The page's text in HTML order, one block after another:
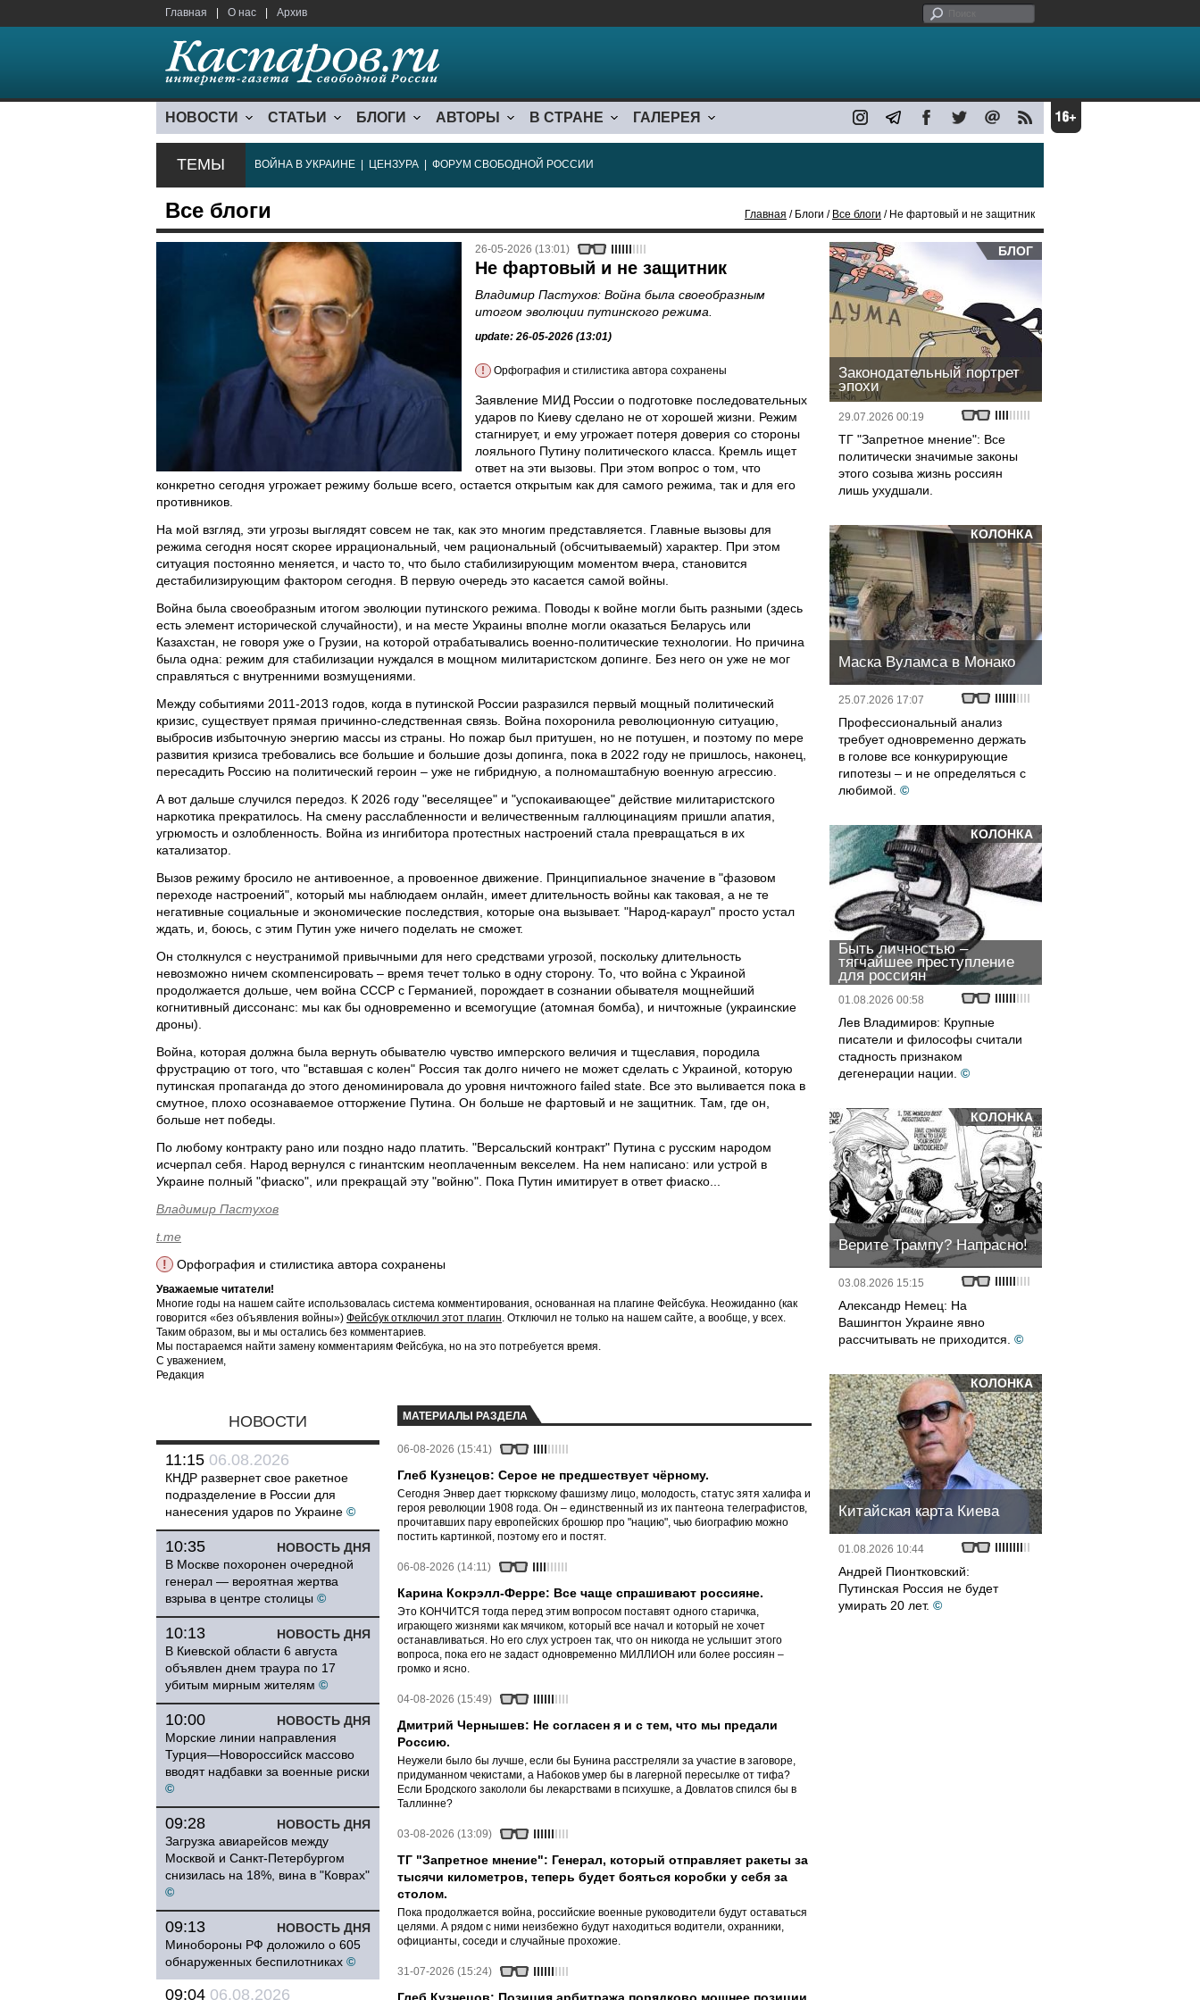
Главная О нас Архив
НОВОСТИ СТАТЬИ БЛОГИ АВТОРЫ В СТРАНЕ ГАЛЕРЕЯ
ТЕМЫ ВОЙНА В УКРАИНЕ ЦЕНЗУРА ФОРУМ СВОБОДНОЙ РОССИИ
Все блоги Главная / Блоги / Все блоги / Не фартовый и не защитник
26-05-2026 (13:01)
Не фартовый и не защитник
Владимир Пастухов: Война была своеобразным
итогом эволюции путинского режима.
update: 26-05-2026 (13:01)
! Орфография и стилистика автора сохранены
Заявление МИД России о подготовке последовательных
ударов по Киеву сделано не от хорошей жизни. Режим
стагнирует, и ему угрожает потеря доверия со стороны
лояльного Путину политического класса. Кремль ищет
ответ на эти вызовы. При этом вопрос о том, что
конкретно сегодня угрожает режиму больше всего, остается открытым как для самого режима, так и для его
противников.
На мой взгляд, эти угрозы выглядят совсем не так, как это многим представляется. Главные вызовы для
режима сегодня носят скорее иррациональный, чем рациональный (обсчитываемый) характер. При этом
ситуация постоянно меняется, и часто то, что было стабилизирующим моментом вчера, становится
дестабилизирующим фактором сегодня. В первую очередь это касается самой войны.
Война была своеобразным итогом эволюции путинского режима. Поводы к войне могли быть разными (здесь
есть элемент исторической случайности), и на месте Украины вполне могли оказаться Беларусь или
Казахстан, не говоря уже о Грузии, на которой отрабатывались военно-политические технологии. Но причина
была одна: режим для стабилизации нуждался в мощном милитаристском допинге. Без него он уже не мог
справляться с внутренними возмущениями.
Между событиями 2011-2013 годов, когда в путинской России разразился первый мощный политический
кризис, существует прямая причинно-следственная связь. Война похоронила революционную ситуацию,
выбросив избыточную энергию массы из страны. Но пожар был притушен, но не потушен, и поэтому по мере
развития кризиса требовались все большие и большие дозы допинга, пока в 2022 году не пришлось, наконец,
пересадить Россию на политический героин – уже не гибридную, а полномаштабную военную агрессию.
А вот дальше случился передоз. К 2026 году "веселящее" и "успокаивающее" действие милитаристского
наркотика прекратилось. На смену расслабленности и величественным галлюцинациям пришли апатия,
угрюмость и озлобленность. Война из ингибитора протестных настроений стала превращаться в их
катализатор.
Вызов режиму бросило не антивоенное, а провоенное движение. Принципиальное значение в "фазовом
переходе настроений", который мы наблюдаем онлайн, имеет длительность войны как таковая, а не те
негативные социальные и экономические последствия, которые она вызывает. "Народ-караул" просто устал
ждать, и, боюсь, с этим Путин уже ничего поделать не сможет.
Он столкнулся с неустранимой привычными для него средствами угрозой, поскольку длительность
невозможно ничем скомпенсировать – время течет только в одну сторону. То, что война с Украиной
продолжается дольше, чем война СССР с Германией, порождает в сознании обывателя мощнейший
когнитивный диссонанс: мы как бы одновременно и всемогущие (атомная бомба), и ничтожные (украинские
дроны).
Война, которая должна была вернуть обывателю чувство имперского величия и тщеславия, породила
фрустрацию от того, что "вставшая с колен" Россия так долго ничего не может сделать с Украиной, которую
путинская пропаганда до этого деноминировала до уровня ничтожного failed state. Все это выливается пока в
смутное, плохо осознаваемое отторжение Путина. Он больше не фартовый и не защитник. Там, где он,
больше нет победы.
По любому контракту рано или поздно надо платить. "Версальский контракт" Путина с русским народом
исчерпал себя. Народ вернулся с гинантским неоплаченным векселем. На нем написано: или устрой в
Украине полный "фиаско", или прекращай эту "войню". Пока Путин имитирует в ответ фиаско...
Владимир Пастухов
t.me
!
Орфография и стилистика автора сохранены
Уважаемые читатели!
Многие годы на нашем сайте использовалась система комментирования, основанная на плагине Фейсбука. Неожиданно (как
говорится «без объявления войны») Фейсбук отключил этот плагин. Отключил не только на нашем сайте, а вообще, у всех.
Таким образом, вы и мы остались без комментариев.
Мы постараемся найти замену комментариям Фейсбука, но на это потребуется время.
С уважением,
Редакция
НОВОСТИ
11:15 06.08.2026
КНДР развернет свое ракетное
подразделение в России для
нанесения ударов по Украине ©
НОВОСТЬ ДНЯ
10:35
В Москве похоронен очередной
генерал — вероятная жертва
взрыва в центре столицы ©
НОВОСТЬ ДНЯ
10:13
В Киевской области 6 августа
объявлен днем траура по 17
убитым мирным жителям ©
НОВОСТЬ ДНЯ
10:00
Морские линии направления
Турция—Новороссийск массово
вводят надбавки за военные риски
©
НОВОСТЬ ДНЯ
09:28
Загрузка авиарейсов между
Москвой и Санкт-Петербургом
снизилась на 18%, вина в "Коврах"
©
НОВОСТЬ ДНЯ
09:13
Минобороны РФ доложило о 605
обнаруженных беспилотниках ©
09:04 06.08.2026
МАТЕРИАЛЫ РАЗДЕЛА
06-08-2026 (15:41)
Глеб Кузнецов: Серое не предшествует чёрному.
Сегодня Энвер дает тюркскому фашизму лицо, молодость, статус зятя халифа и
героя революции 1908 года. Он – единственный из их пантеона телеграфистов,
прочитавших пару европейских брошюр про "нацию", чью биографию можно
постить картинкой, поэтому его и постят.
06-08-2026 (14:11)
Карина Кокрэлл-Ферре: Все чаще спрашивают россияне.
Это КОНЧИТСЯ тогда перед этим вопросом поставят одного старичка,
играющего жизнями как мячиком, который все начал и который не хочет
останавливаться. Но его слух устроен так, что он никогда не услышит этого
вопроса, пока его не задаст одновременно МИЛЛИОН или более россиян –
громко и ясно.
04-08-2026 (15:49)
Дмитрий Чернышев: Не согласен я и с тем, что мы предали
Россию.
Неужели было бы лучше, если бы Бунина расстреляли за участие в заговоре,
придуманном чекистами, а Набоков умер бы в лагерной пересылке от тифа?
Если Бродского закололи бы лекарствами в психушке, а Довлатов спился бы в
Таллинне?
03-08-2026 (13:09)
ТГ "Запретное мнение": Генерал, который отправляет ракеты за
тысячи километров, теперь будет бояться коробки у себя за
столом.
Пока продолжается война, российские военные руководители будут оставаться
целями. А рядом с ними неизбежно будут находиться водители, охранники,
официанты, соседи и случайные прохожие.
31-07-2026 (15:24)
БЛОГ
Законодательный портрет
эпохи
29.07.2026 00:19
ТГ "Запретное мнение": Все
политически значимые законы
этого созыва жизнь россиян
лишь ухудшали.
КОЛОНКА
Маска Вуламса в Монако
25.07.2026 17:07
Профессиональный анализ
требует одновременно держать
в голове все конкурирующие
гипотезы – и не определяться с
любимой. ©
КОЛОНКА
Быть личностью –
тягчайшее преступление
для россиян
01.08.2026 00:58
Лев Владимиров: Крупные
писатели и философы считали
стадность признаком
дегенерации нации. ©
КОЛОНКА
Верите Трампу? Напрасно!
03.08.2026 15:15
Александр Немец: На
Вашингтон Украине явно
рассчитывать не приходится. ©
КОЛОНКА
Китайская карта Киева
01.08.2026 10:44
Андрей Пионтковский:
Путинская Россия не будет
умирать 20 лет. ©